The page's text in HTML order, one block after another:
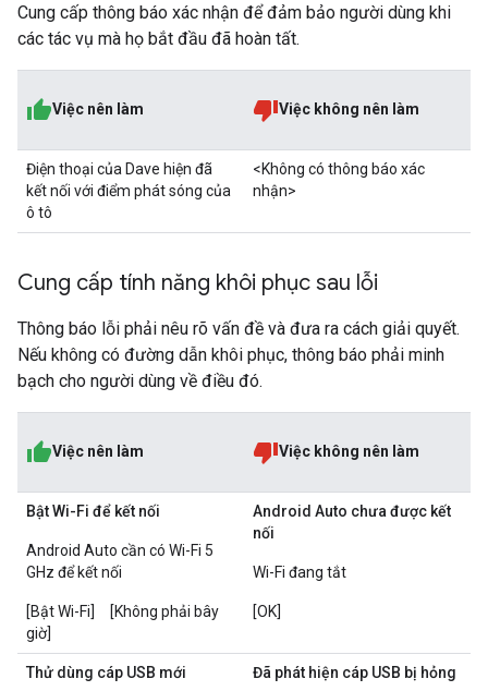
Cung cấp thông báo xác nhận để đảm bảo người dùng khi
các tác vụ mà họ bắt đầu đã hoàn tất.
Việc nên làm Việc không nên làm
Điện thoại của Dave hiện đã
kết nối với điểm phát sóng của
ô tô
<Không có thông báo xác
nhận>
Cung cấp tính năng khôi phục sau lỗi
Thông báo lỗi phải nêu rõ vấn đề và đưa ra cách giải quyết.
Nếu không có đường dẫn khôi phục, thông báo phải minh
bạch cho người dùng về điều đó.
Việc nên làm Việc không nên làm
Bật Wi-Fi để kết nối
Android Auto cần có Wi-Fi 5
GHz để kết nối
[Bật Wi-Fi] [Không phải bây
giờ]
Android Auto chưa được kết
nối
Wi-Fi đang tắt
[OK]
Thử dùng cáp USB mới Đã phát hiện cáp USB bị hỏng